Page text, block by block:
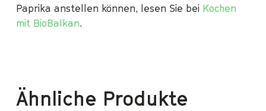
Paprika anstellen können, lesen Sie bei Kochen
mit BioBalkan.
Ähnliche Produkte